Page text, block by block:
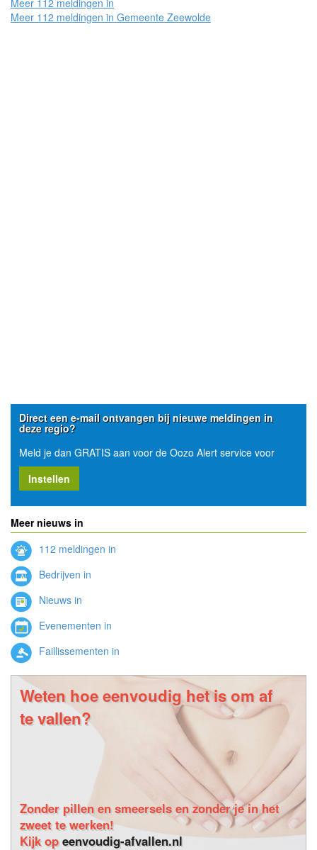
Meer 112 meldingen in Gemeente Zeewolde
Direct een e-mail ontvangen bij nieuwe meldingen in
deze regio?
Meld je dan GRATIS aan voor de Oozo Alert service voor
Instellen
Meer nieuws in
112 meldingen in
Bedrijven in
Nieuws in
Evenementen in
Faillissementen in
Weten hoe eenvoudig het is om af
te vallen?
Zonder pillen en smeersels en zonder je in het
zweet te werken!
Kijk opeenvoudig-afvallen.nl